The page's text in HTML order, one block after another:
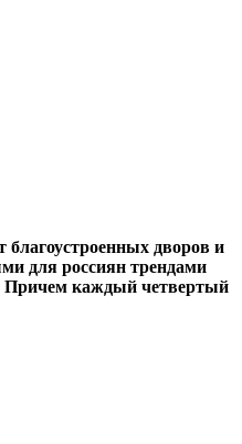
дворов и
для россиян трендами
Причем каждый четвертый